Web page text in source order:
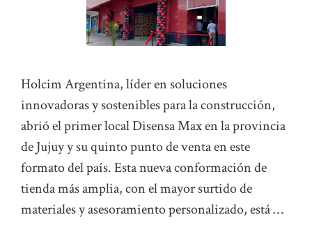
Holcim Argentina, líder en soluciones
innovadoras y sostenibles para la construcción,
abrió el primer local Disensa Max en la provincia
de Jujuy y su quinto punto de venta en este
formato del país. Esta nueva conformación de
tienda más amplia, con el mayor surtido de
materiales y asesoramiento personalizado, está …